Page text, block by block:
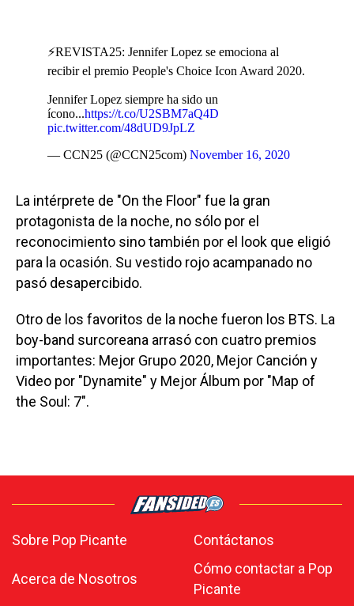
⚡REVISTA25: Jennifer Lopez se emociona al
recibir el premio People's Choice Icon Award 2020.
Jennifer Lopez siempre ha sido un
ícono...https://t.co/U2SBM7aQ4D
pic.twitter.com/48dUD9JpLZ
— CCN25 (@CCN25com) November 16, 2020
La intérprete de "On the Floor" fue la gran
protagonista de la noche, no sólo por el
reconocimiento sino también por el look que eligió
para la ocasión. Su vestido rojo acampanado no
pasó desapercibido.
Otro de los favoritos de la noche fueron los BTS. La
boy-band surcoreana arrasó con cuatro premios
importantes: Mejor Grupo 2020, Mejor Canción y
Video por "Dynamite" y Mejor Álbum por "Map of
the Soul: 7".
Sobre Pop Picante Contáctanos
Acerca de Nosotros
Cómo contactar a Pop
Picante